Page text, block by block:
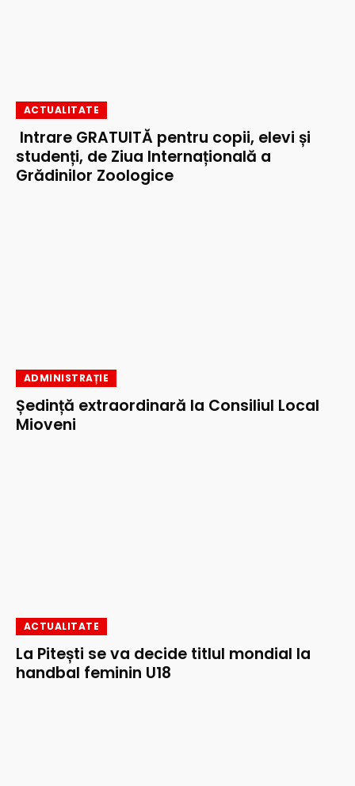
ACTUALITATE
Intrare GRATUITĂ pentru copii, elevi și
studenți, de Ziua Internațională a
Grădinilor Zoologice
ADMINISTRAȚIE
Ședință extraordinară la Consiliul Local
Mioveni
ACTUALITATE
La Pitești se va decide titlul mondial la
handbal feminin U18